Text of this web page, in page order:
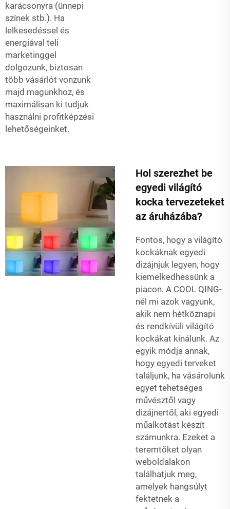
karácsonyra (ünnepi
színek stb.). Ha
lelkesedéssel és
energiával teli
marketinggel
dolgozunk, biztosan
több vásárlót vonzunk
majd magunkhoz, és
maximálisan ki tudjuk
használni profitképzési
lehetőségeinket.
Hol szerezhet be
egyedi világító
kocka tervezeteket
az áruházába?
Fontos, hogy a világító
kockáknak egyedi
dizájnjuk legyen, hogy
kiemelkedhessünk a
piacon. A COOL QING-
nél mi azok vagyunk,
akik nem hétköznapi
és rendkívüli világító
kockákat kínálunk. Az
egyik módja annak,
hogy egyedi terveket
találjunk, ha vásárolunk
egyet tehetséges
művésztől vagy
dizájnertől, aki egyedi
műalkotást készít
számunkra. Ezeket a
teremtőket olyan
weboldalakon
találhatjuk meg,
amelyek hangsúlyt
fektetnek a